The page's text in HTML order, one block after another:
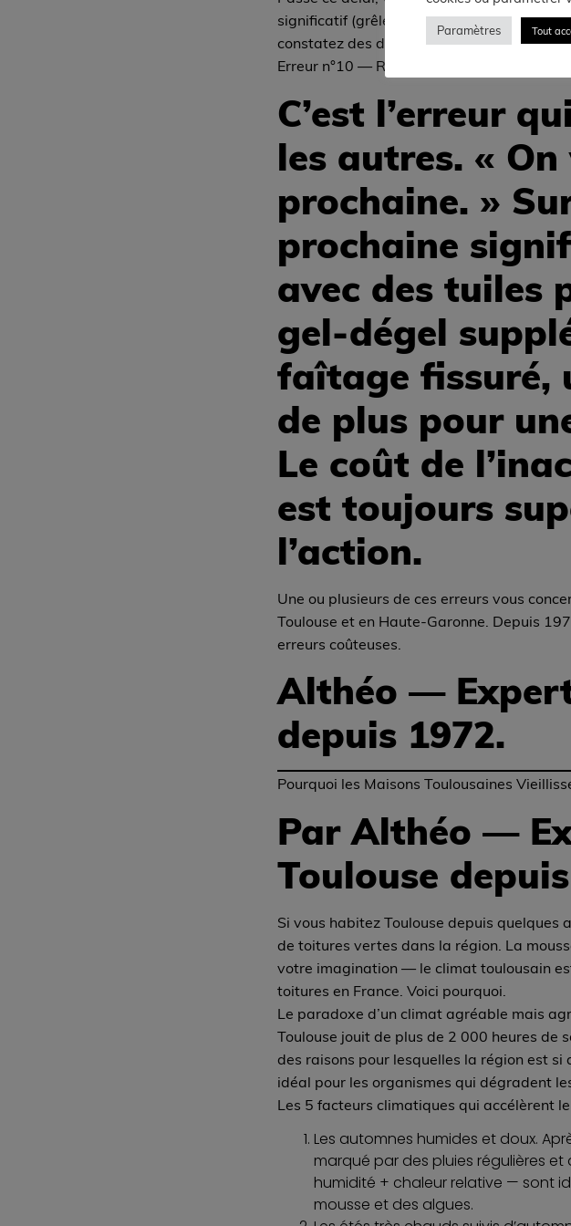
significatif (grêle, vent fort), inspectez
constatez des dommages.
Erreur n°10 — Remettre à l’année prochaine
C’est l’erreur
les autres. «
prochaine. »
prochaine
avec des tuiles
gel-dégel
faîtage fissuré,
de plus pour
Le coût de
est toujours
l’action.
Une ou plusieurs de ces erreurs vous
Toulouse et en Haute-Garonne. Depuis
erreurs coûteuses.
Althéo —
depuis 1972.
Pourquoi les Maisons Toulousaines
Par Althéo —
Toulouse
Si vous habitez Toulouse depuis
de toitures vertes dans la région. La
votre imagination — le climat toulousain
toitures en France. Voici pourquoi.
Le paradoxe d’un climat agréable mais
Toulouse jouit de plus de 2 000 heures de
des raisons pour lesquelles la région est
idéal pour les organismes qui dégradent
Les 5 facteurs climatiques qui accélèrent
Les automnes humides et doux.
marqué par des pluies régulières
humidité + chaleur relative — sont
mousse et des algues.
Paramètres Tout